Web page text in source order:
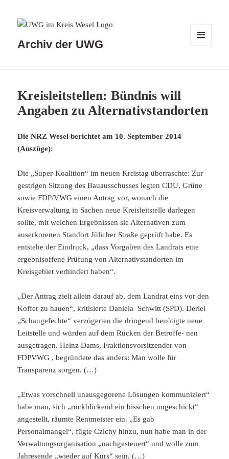
Archiv der UWG
Kreisleitstellen: Bündnis will
Angaben zu Alternativstandorten
Die NRZ Wesel berichtet am 10. September 2014
(Auszüge):
Die „Super-Koalition“ im neuen Kreistag überraschte: Zur
gestrigen Sitzung des Bauausschusses legten CDU, Grüne
sowie FDP/VWG einen Antrag vor, wonach die
Kreisverwaltung in Sachen neue Kreisleitstelle darlegen
sollte, mit welchen Ergebnissen sie Alternativen zum
auserkorenen Standort Jülicher Straße geprüft habe. Es
entstehe der Eindruck, „dass Vorgaben des Landrats eine
ergebnisoffene Prüfung von Alternativstandorten im
Kreisgebiet verhindert haben“.
„Der Antrag zielt allein darauf ab, dem Landrat eins vor den
Koffer zu hauen“, kritisierte Daniela Schwitt (SPD). Derlei
„Schaugefechte“ verzögerten die dringend benötigte neue
Leitstelle und würden auf dem Rücken der Betroffe- nen
ausgetragen. Heinz Dams, Fraktionsvorsitzender von
FDPVWG , begründete das anders: Man wolle für
Transparenz sorgen. (…)
„Etwas vorschnell unausgegorene Lösungen kommuniziert“
habe man, sich „rückblickend ein bisschen ungeschickt“
angestellt, räumte Rentmeister ein. „Es gab
Personalmangel“, fügte Czichy hinzu, nun habe man in der
Verwaltungsorganisation „nachgesteuert“ und wolle zum
Jahresende „wieder auf Kurs“ sein. (…)